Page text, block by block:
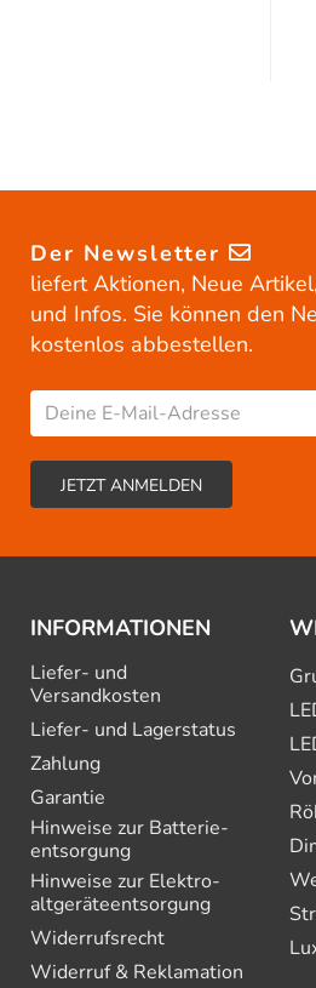
Der Newsletter
liefert Aktionen, Neue
und Infos. Sie können den
kostenlos abbestellen.
INFORMATIONEN
Liefer- und
Versandkosten
Liefer- und Lagerstatus
Zahlung
Garantie
Hinweise zur Batterie­
entsorgung
Hinweise zur Elektro­
altgeräte­entsorgung
Widerrufsrecht
Widerruf & Reklamation